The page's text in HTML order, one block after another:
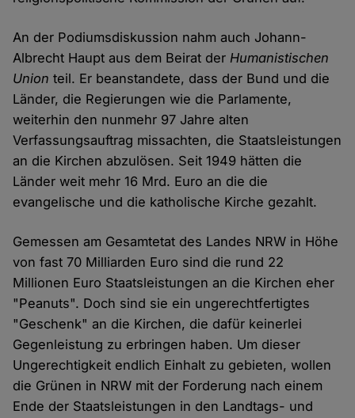
An der Podiumsdiskussion nahm auch Johann-
Albrecht Haupt aus dem Beirat derHumanistischen
Union teil. Er beanstandete, dass der Bund und die
Länder, die Regierungen wie die Parlamente,
weiterhin den nunmehr 97 Jahre alten
Verfassungsauftrag missachten, die Staatsleistungen
an die Kirchen abzulösen. Seit 1949 hätten die
Länder weit mehr 16 Mrd. Euro an die die
evangelische und die katholische Kirche gezahlt.
Gemessen am Gesamtetat des Landes NRW in Höhe
von fast 70 Milliarden Euro sind die rund 22
Millionen Euro Staatsleistungen an die Kirchen eher
"Peanuts". Doch sind sie ein ungerechtfertigtes
"Geschenk" an die Kirchen, die dafür keinerlei
Gegenleistung zu erbringen haben. Um dieser
Ungerechtigkeit endlich Einhalt zu gebieten, wollen
die Grünen in NRW mit der Forderung nach einem
Ende der Staatsleistungen in den Landtags- und